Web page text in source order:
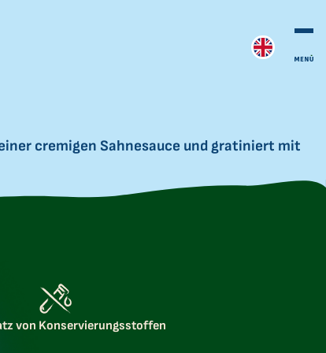
cremigen Sahnesauce und gratiniert mit
von Konservierungsstoffen